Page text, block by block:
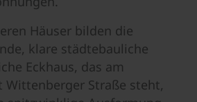
Häuser bilden die
klare städtebauliche
Eckhaus, das am
Wittenberger Straße steht,